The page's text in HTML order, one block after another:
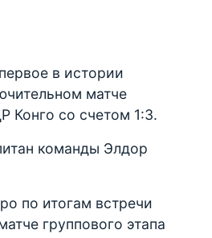
в истории
матче
Конго со счетом 1:3.
команды Элдор
по итогам встречи
группового этапа